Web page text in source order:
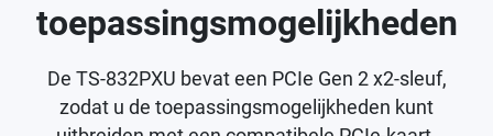
toepassingsmogelijkheden
De TS-832PXU bevat een PCIe Gen 2 x2-sleuf,
zodat u de toepassingsmogelijkheden kunt